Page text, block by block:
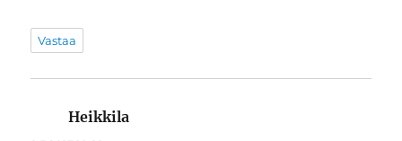
Vastaa
Heikkila